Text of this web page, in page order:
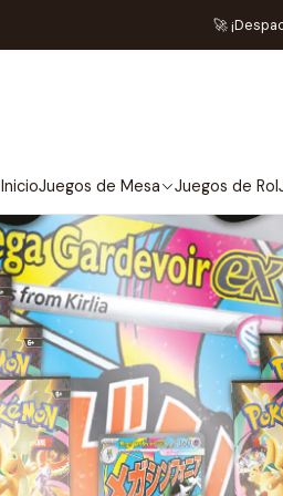
InicioJuegos de Mesa Juegos de Rol
🚀
Pokémon